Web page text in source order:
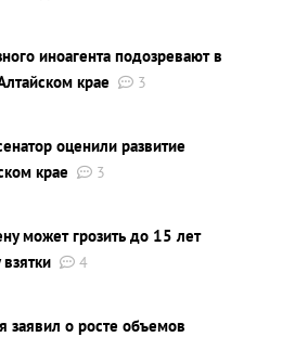
иноагента подозревают в
крае
3
оценили развитие
крае
3
может грозить до 15 лет
4
заявил о росте объемов